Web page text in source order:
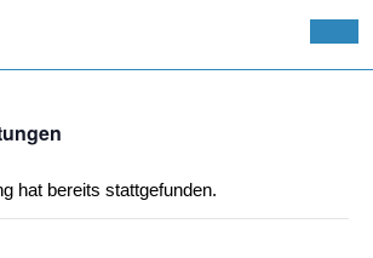
hat bereits stattgefunden.